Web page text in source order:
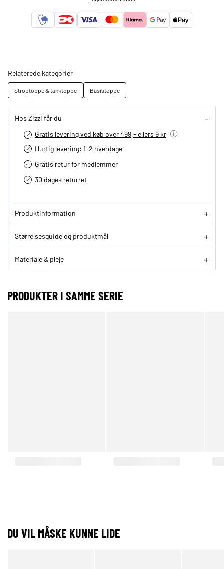
Relaterede kategorier
Stroptoppe & tanktoppe Basistoppe
Hos Zizzi får du
Gratis levering ved køb over 499,- ellers 9 kr
Hurtig levering­: 1-2 hverdage
Gratis retur for medlemmer
30 dages returret
Produktinformation
Størrelsesguide og produktmål
Materiale & pleje
PRODUKTER I SAMME SERIE
DU VIL MÅSKE KUNNE LIDE